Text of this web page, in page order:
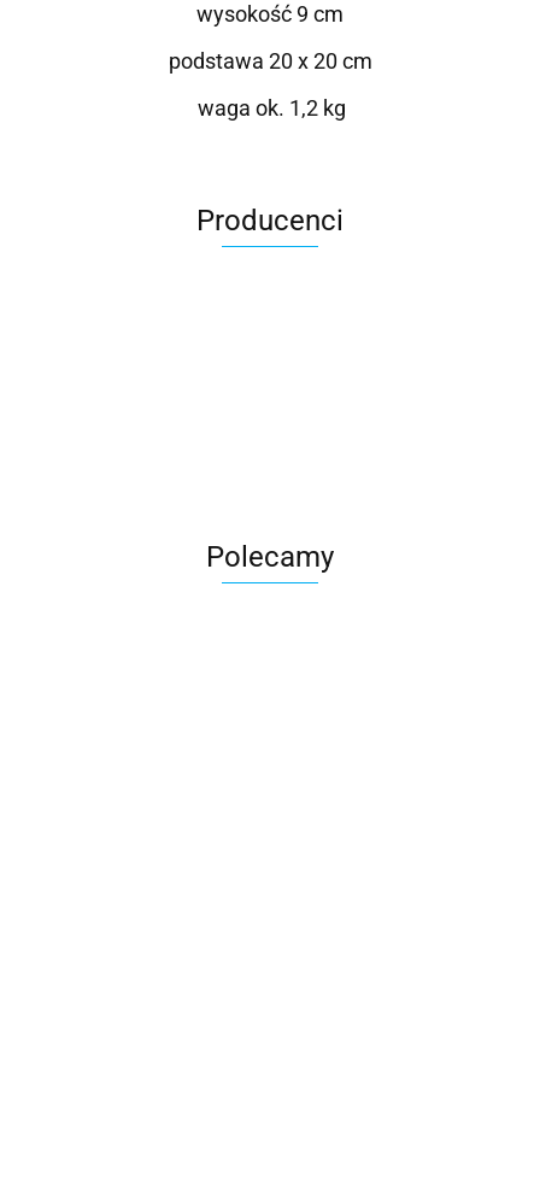
wysokość 9 cm
podstawa 20 x 20 cm
waga ok. 1,2 kg
Producenci
Polecamy